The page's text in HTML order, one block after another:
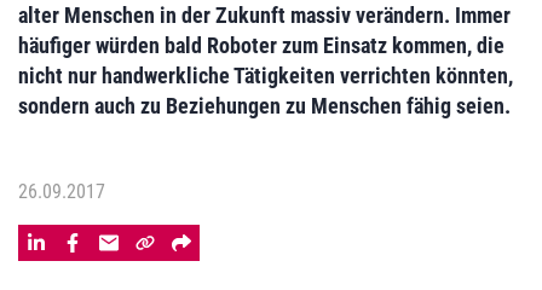
alter Menschen in der Zukunft massiv verändern. Immer
häufiger würden bald Roboter zum Einsatz kommen, die
nicht nur handwerkliche Tätigkeiten verrichten könnten,
sondern auch zu Beziehungen zu Menschen fähig seien.
26.09.2017